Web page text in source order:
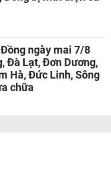
ngày mai 7/8
Đà Lạt, Đơn Dương,
Hà, Đức Linh, Sông
chữa